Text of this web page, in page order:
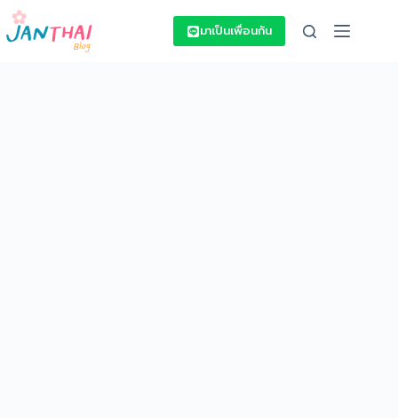
Skip
content
มาเป็นเพื่อนกัน